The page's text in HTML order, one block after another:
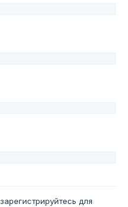
зарегистрируйтесь для